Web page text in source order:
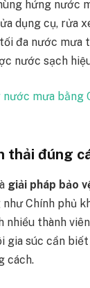
hứng nước
dụng cụ, rửa
đa nước mưa
nước sạch
mưa bằng
thải đúng
giải pháp bảo
Chính phủ
nhiều thành
gia súc cần
cách.